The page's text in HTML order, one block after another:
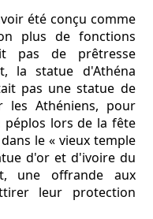
été conçu comme
plus de fonctions
pas de prêtresse
la statue d'Athéna
pas une statue de
les Athéniens, pour
péplos lors de la fête
le « vieux temple
d'or et d'ivoire du
une offrande aux
leur protection